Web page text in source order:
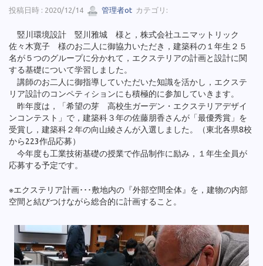
投稿日時 : 2020/12/14 管理者ot カテゴリ:
竪川環境設計 竪川雅城 様と，株式会社ユニマットリック
佐々木寛子 様のお二人に御協力いただき，建築科の１年生２５
名が５つのグループに分かれて，エクステリアの計画と設計に関
する基礎について学習しました。
講師のお二人に御指導していただいた知識を活かし，エクステ
リア設計のコンペティションにも積極的に参加していきます。
昨年度は，「希望の芽 高校生ガーデン・エクステリアデザイ
ンコンテスト」で，建築科３年の佐藤朋香さんが「最優秀賞」を
受賞し，建築科２年の向山綾さんが入選しました。（東北各県8校
から223作品応募）
今年度も工業技術基礎の授業で作品制作に励み，１年生全員が
応募する予定です。
※エクステリア計画･･･敷地内の『外部空間全体』を，建物の内部
空間と結びつけながら総合的に計画すること。